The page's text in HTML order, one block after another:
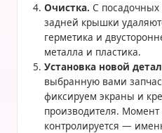
Очистка. С посадочных
задней крышки
герметика и
металла и пластика.
Установка новой
выбранную вами
фиксируем экраны и
производителя. Момент
контролируется —